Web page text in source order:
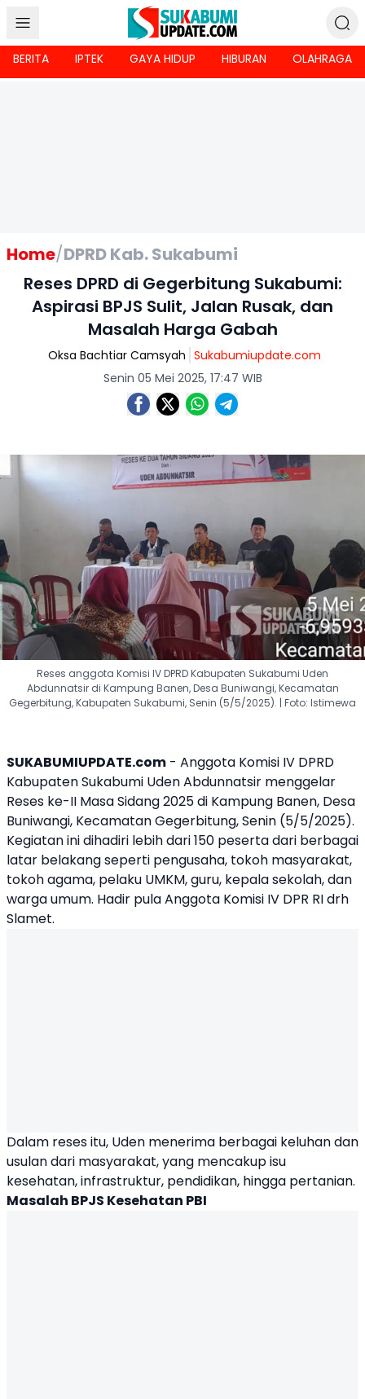
BERITA IPTEK GAYA HIDUP HIBURAN OLAHRAGA
Home/DPRD Kab. Sukabumi
Reses DPRD di Gegerbitung Sukabumi:
Aspirasi BPJS Sulit, Jalan Rusak, dan
Masalah Harga Gabah
Oksa Bachtiar Camsyah Sukabumiupdate.com
Senin 05 Mei 2025, 17:47 WIB
Reses anggota Komisi IV DPRD Kabupaten Sukabumi Uden
Abdunnatsir di Kampung Banen, Desa Buniwangi, Kecamatan
Gegerbitung, Kabupaten Sukabumi, Senin (5/5/2025). | Foto: Istimewa
SUKABUMIUPDATE.com - Anggota Komisi IV DPRD
Kabupaten Sukabumi Uden Abdunnatsir menggelar
Reses ke-II Masa Sidang 2025 di Kampung Banen, Desa
Buniwangi, Kecamatan Gegerbitung, Senin (5/5/2025).
Kegiatan ini dihadiri lebih dari 150 peserta dari berbagai
latar belakang seperti pengusaha, tokoh masyarakat,
tokoh agama, pelaku UMKM, guru, kepala sekolah, dan
warga umum. Hadir pula Anggota Komisi IV DPR RI drh
Slamet.
Dalam reses itu, Uden menerima berbagai keluhan dan
usulan dari masyarakat, yang mencakup isu
kesehatan, infrastruktur, pendidikan, hingga pertanian.
Masalah BPJS Kesehatan PBI